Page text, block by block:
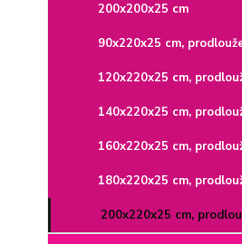
200x200x25 cm
90x220x25 cm,
120x220x25 cm,
140x220x25 cm,
160x220x25 cm,
180x220x25 cm,
200x220x25 cm,